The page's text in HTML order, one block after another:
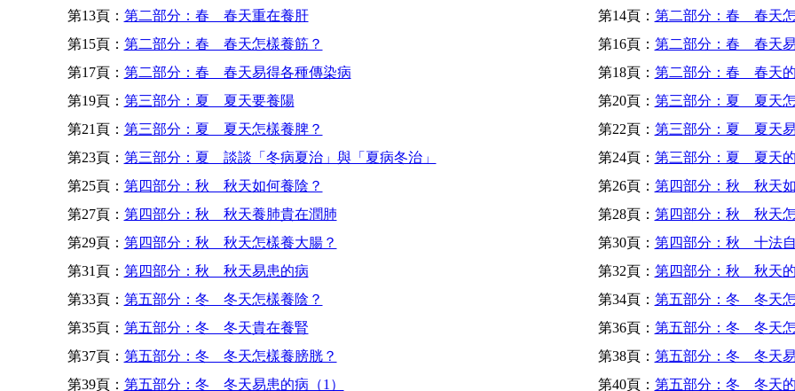
第13頁： 第二部分：春 春天重在養肝 第14頁： 第二部分：春 春天怎
第15頁： 第二部分：春 春天怎樣養筋？ 第16頁： 第二部分：春 春天易
第17頁： 第二部分：春 春天易得各種傳染病 第18頁： 第二部分：春 春天
第19頁： 第三部分：夏 夏天要養陽 第20頁： 第三部分：夏 夏天怎
第21頁： 第三部分：夏 夏天怎樣養脾？ 第22頁： 第三部分：夏 夏天易
第23頁： 第三部分：夏 談談「冬病夏治」與「夏病冬治」 第24頁： 第三部分：夏 夏天
第25頁： 第四部分：秋 秋天如何養陰？ 第26頁： 第四部分：秋 秋天如
第27頁： 第四部分：秋 秋天養肺貴在潤肺 第28頁： 第四部分：秋 秋天怎
第29頁： 第四部分：秋 秋天怎樣養大腸？ 第30頁： 第四部分：秋 十法
第31頁： 第四部分：秋 秋天易患的病 第32頁： 第四部分：秋 秋天
第33頁： 第五部分：冬 冬天怎樣養陰？ 第34頁： 第五部分：冬 冬天怎
第35頁： 第五部分：冬 冬天貴在養腎 第36頁： 第五部分：冬 冬天怎
第37頁： 第五部分：冬 冬天怎樣養膀胱？ 第38頁： 第五部分：冬 冬天
第39頁： 第五部分：冬 冬天易患的病（1） 第40頁： 第五部分：冬 冬天